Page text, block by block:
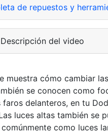
de repuestos y
Descripción del video
muestra cómo cambiar
se conocen como
delanteros, en tu
luces altas también se
como luces